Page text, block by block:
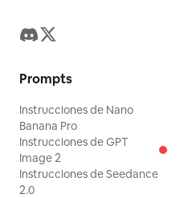
Prompts
Instrucciones de Nano
Banana Pro
Instrucciones de GPT
Image 2
Instrucciones de Seedance
2.0